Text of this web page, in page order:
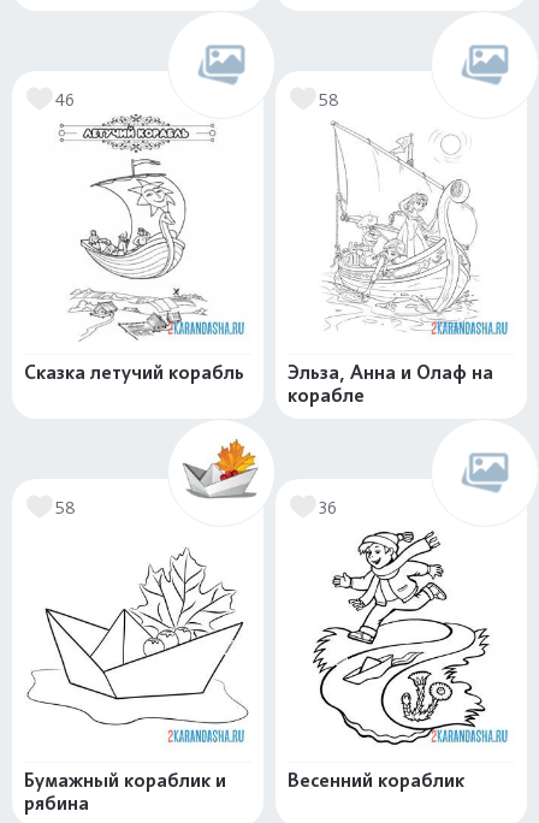
46
Сказка летучий корабль
58
Эльза, Анна и Олаф на
корабле
58
Бумажный кораблик и
рябина
36
Весенний кораблик